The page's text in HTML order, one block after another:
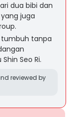
dua bibi dan
juga
tumbuh tanpa
Seo Ri.
reviewed by